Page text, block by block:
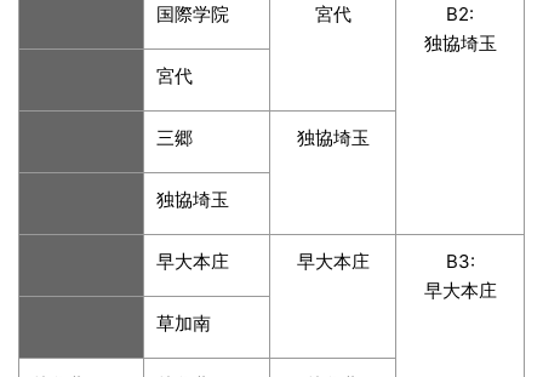
国際学院 宮代
B2:
独協埼玉
宮代
三郷 独協埼玉
独協埼玉
早大本庄 早大本庄
B3:
早大本庄
草加南